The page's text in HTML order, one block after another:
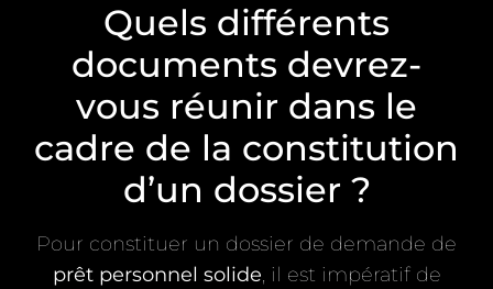
Quels différents
documents devrez-
vous réunir dans le
cadre de la constitution
d’un dossier ?
Pour constituer un dossier de demande de
prêt personnel solide, il est impératif de